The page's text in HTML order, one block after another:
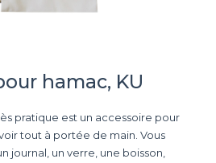
hamac, KU
pratique est un accessoire pour
tout à portée de main. Vous
journal, un verre, une boisson,